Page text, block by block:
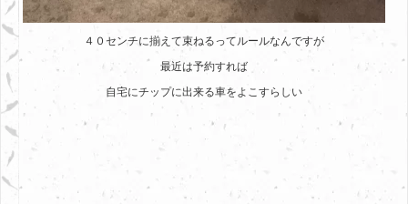
４０センチに揃えて束ねるってルールなんですが
最近は予約すれば
自宅にチップに出来る車をよこすらしい